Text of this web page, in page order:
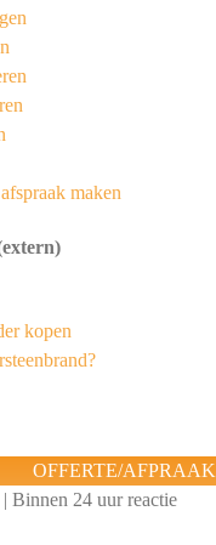
maken
kopen
OFFERTE/AFPRAAK
Binnen 24 uur reactie